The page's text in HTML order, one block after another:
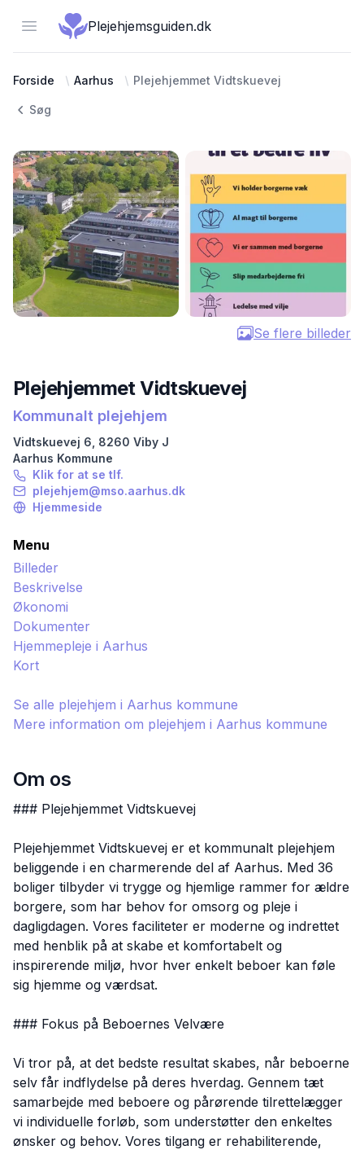
Open menuPlejehjemsguiden.dk
Forside Aarhus Plejehjemmet Vidtskuevej
Søg
Se flere billeder
Plejehjemmet Vidtskuevej
Kommunalt plejehjem
Vidtskuevej 6 8260 Viby J
Aarhus Kommune
Klik for at se tlf.
plejehjem@mso.aarhus.dk
Hjemmeside
Menu
Billeder
Beskrivelse
Økonomi
Dokumenter
Hjemmepleje i Aarhus
Kort
Se alle plejehjem i Aarhus kommune
Mere information om plejehjem i Aarhus kommune
Om os
### Plejehjemmet Vidtskuevej
Plejehjemmet Vidtskuevej er et kommunalt plejehjem
beliggende i en charmerende del af Aarhus. Med 36
boliger tilbyder vi trygge og hjemlige rammer for ældre
borgere, som har behov for omsorg og pleje i
dagligdagen. Vores faciliteter er moderne og indrettet
med henblik på at skabe et komfortabelt og
inspirerende miljø, hvor hver enkelt beboer kan føle
sig hjemme og værdsat.
### Fokus på Beboernes Velvære
Vi tror på, at det bedste resultat skabes, når beboerne
selv får indflydelse på deres hverdag. Gennem tæt
samarbejde med beboere og pårørende tilrettelægger
vi individuelle forløb, som understøtter den enkeltes
ønsker og behov. Vores tilgang er rehabiliterende,